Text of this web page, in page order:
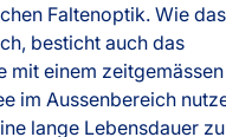
Faltenoptik. Wie
besticht auch das
mit einem
im Aussenbereich
lange Lebensdauer zu